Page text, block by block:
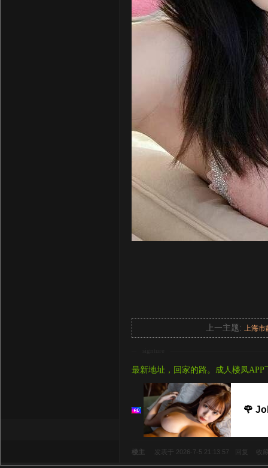
上一主题:上海市
最新地址，回家的路。成人楼凤APP
🌹
楼主 发表于 2026-7-5 21:13:57 回复 收